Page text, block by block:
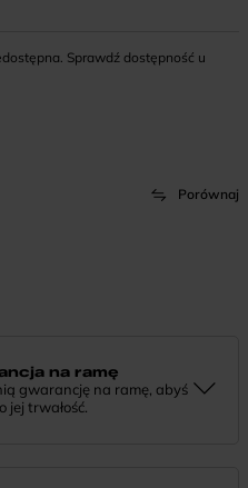
Sprawdź dostępność u
Porównaj
na ramę
gwarancję na ramę, abyś
jej trwałość.